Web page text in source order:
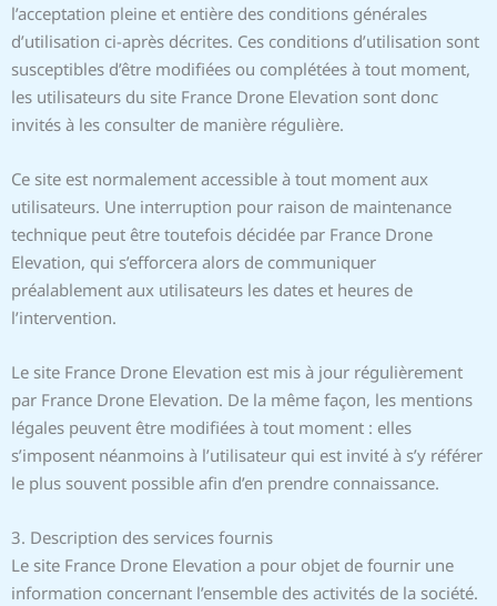
l’acceptation pleine et entière des conditions générales
d’utilisation ci-après décrites. Ces conditions d’utilisation sont
susceptibles d’être modifiées ou complétées à tout moment,
les utilisateurs du site France Drone Elevation sont donc
invités à les consulter de manière régulière.
Ce site est normalement accessible à tout moment aux
utilisateurs. Une interruption pour raison de maintenance
technique peut être toutefois décidée par France Drone
Elevation, qui s’efforcera alors de communiquer
préalablement aux utilisateurs les dates et heures de
l’intervention.
Le site France Drone Elevation est mis à jour régulièrement
par France Drone Elevation. De la même façon, les mentions
légales peuvent être modifiées à tout moment : elles
s’imposent néanmoins à l’utilisateur qui est invité à s’y référer
le plus souvent possible afin d’en prendre connaissance.
3. Description des services fournis
Le site France Drone Elevation a pour objet de fournir une
information concernant l’ensemble des activités de la société.